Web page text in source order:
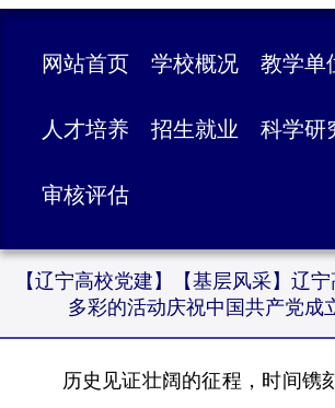
网站首页 学校概况 教学单
人才培养 招生就业 科学研
审核评估
【辽宁高校党建】【基层风采】辽
多彩的活动庆祝中国共产党
历史见证壮阔的征程，时间镌